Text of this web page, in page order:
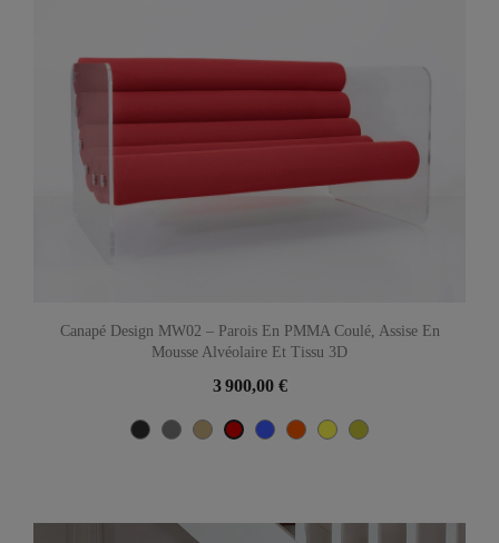
Canapé Design MW02 – Parois En PMMA Coulé, Assise En
Mousse Alvéolaire Et Tissu 3D
3 900,00 €
Gris
Gris BeigeRougeBleu OrangeJauneOlive